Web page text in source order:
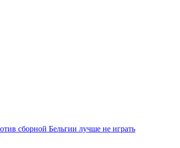
сборной Бельгии лучше не играть